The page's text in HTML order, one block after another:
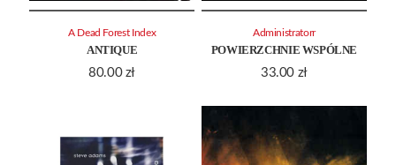
ANTIQUE
80.00 zł
A Dead Forest Index
POWIERZCHNIE WSPÓLNE
33.00 zł
Administratorr